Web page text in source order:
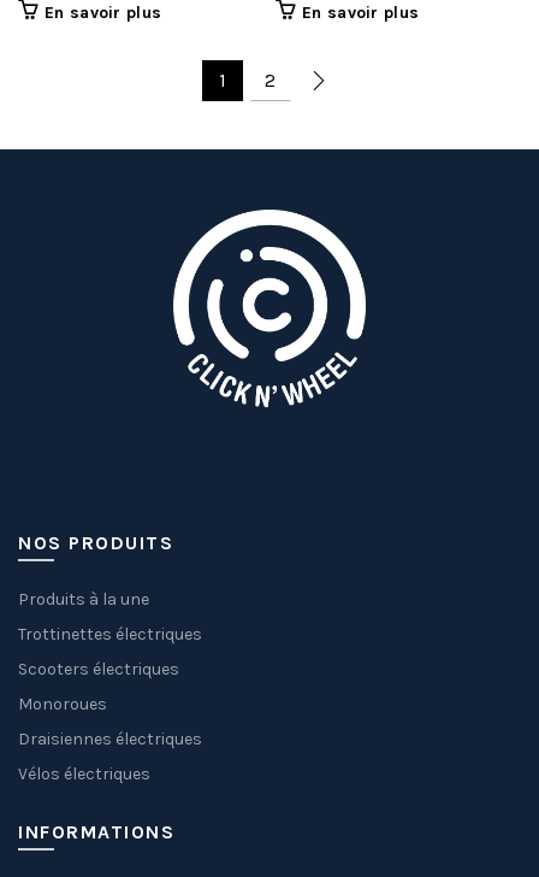
En savoir plus En savoir plus
1 2
NOS PRODUITS
Produits à la une
Trottinettes électriques
Scooters électriques
Monoroues
Draisiennes électriques
Vélos électriques
INFORMATIONS